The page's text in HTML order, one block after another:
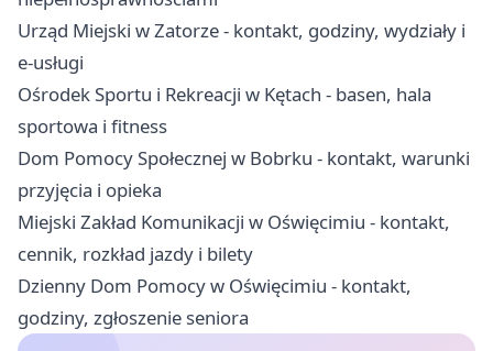
Urząd Miejski w Zatorze - kontakt, godziny, wydziały i
e-usługi
Ośrodek Sportu i Rekreacji w Kętach - basen, hala
sportowa i fitness
Dom Pomocy Społecznej w Bobrku - kontakt, warunki
przyjęcia i opieka
Miejski Zakład Komunikacji w Oświęcimiu - kontakt,
cennik, rozkład jazdy i bilety
Dzienny Dom Pomocy w Oświęcimiu - kontakt,
godziny, zgłoszenie seniora